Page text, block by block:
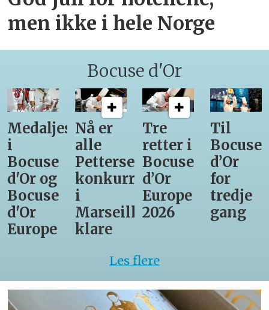
men ikke i hele Norge
Bocuse d'Or
Medaljestatistikk
i
Bocuse
d'Or og
Bocuse
d'Or
Europe
Nå er
alle
Pettersens
konkurrenter
i
Marseille
klare
Tre
retter i
Bocuse
d’Or
Europe
2026
Til
Bocuse
d’Or
for
tredje
gang
Les flere